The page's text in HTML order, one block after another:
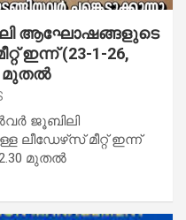
ആഘോഷങ്ങളുടെ
ഇന്ന് (23-1-26,
മുതല്‍
ജൂബിലി
മീറ്റ് ഇന്ന്
2.30 മുതല്‍